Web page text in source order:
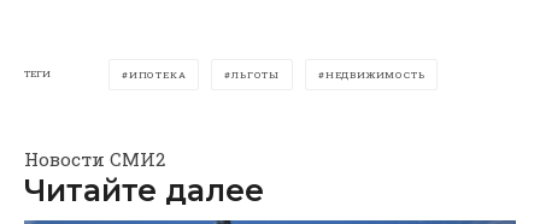
ТЕГИ ИПОТЕКА ЛЬГОТЫ НЕДВИЖИМОСТЬ
Новости СМИ2
Читайте далее